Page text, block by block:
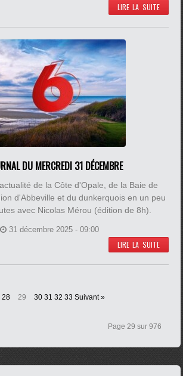
LIRE LA SUITE
DU MERCREDI 31 DÉCEMBRE
de la Côte d'Opale, de la Baie de
d'Abbeville et du dunkerquois en un peu
avec Nicolas Mérou (édition de 8h).
31 décembre 2025 - 09:00
LIRE LA SUITE
28 29 30 31 32 33 Suivant »
Page 29 sur 976